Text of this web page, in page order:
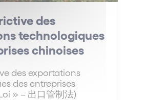
des
technologiques
chinoises
des exportations
des entreprises
» – 出口管制法)